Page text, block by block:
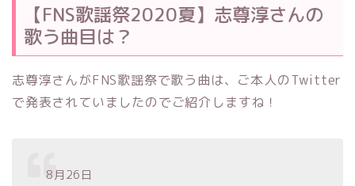
【FNS歌謡祭2020夏】志尊淳さんの
歌う曲目は？
志尊淳さんがFNS歌謡祭で歌う曲は、ご本人のTwitter
で発表されていましたのでご紹介しますね！
8月26日